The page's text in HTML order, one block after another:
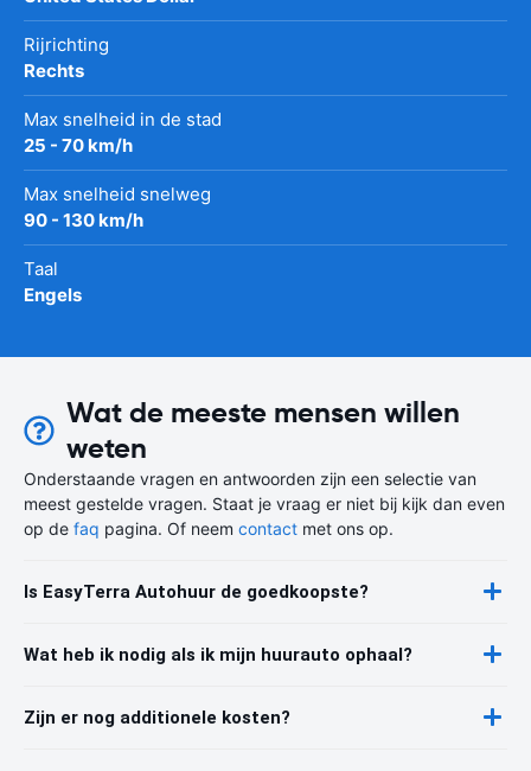
Rijrichting
Rechts
Max snelheid in de stad
25 - 70 km/h
Max snelheid snelweg
90 - 130 km/h
Taal
Engels
Wat de meeste mensen willen
weten
Onderstaande vragen en antwoorden zijn een selectie van
meest gestelde vragen. Staat je vraag er niet bij kijk dan even
op de faq pagina. Of neem contact met ons op.
Is EasyTerra Autohuur de goedkoopste?
Wat heb ik nodig als ik mijn huurauto ophaal?
Zijn er nog additionele kosten?